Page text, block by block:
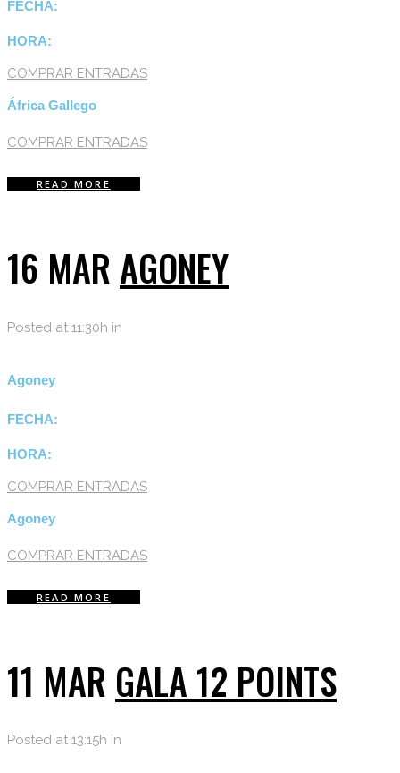
FECHA:
HORA:
COMPRAR ENTRADAS
África Gallego
COMPRAR ENTRADAS
READ MORE
16 MARAGONEY
Posted at 11:30h in
Agoney
FECHA:
HORA:
COMPRAR ENTRADAS
Agoney
COMPRAR ENTRADAS
READ MORE
11 MAR GALA 12 POINTS
Posted at 13:15h in